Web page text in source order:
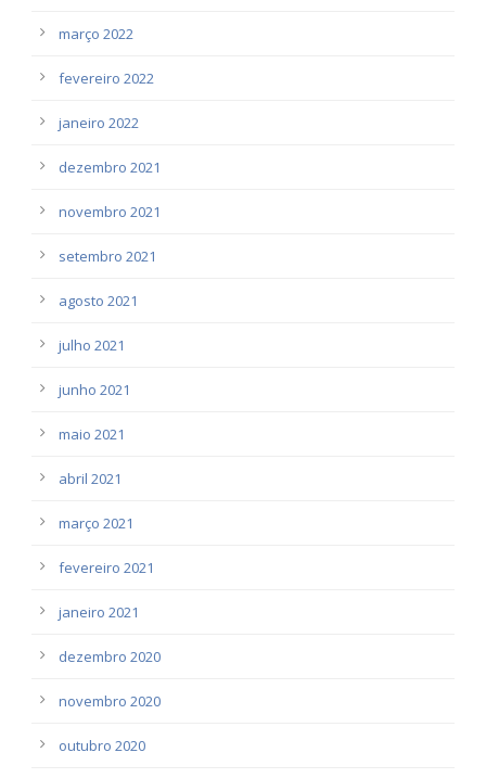
março 2022
fevereiro 2022
janeiro 2022
dezembro 2021
novembro 2021
setembro 2021
agosto 2021
julho 2021
junho 2021
maio 2021
abril 2021
março 2021
fevereiro 2021
janeiro 2021
dezembro 2020
novembro 2020
outubro 2020